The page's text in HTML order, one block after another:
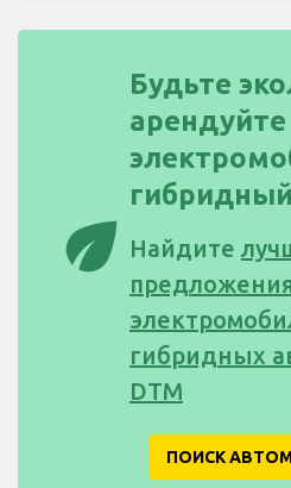
eco
Будьте
арендуйте
Найдите
гибридных
DTM
ПОИСК